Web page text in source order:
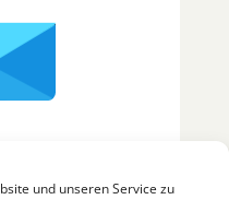
und unseren Service zu